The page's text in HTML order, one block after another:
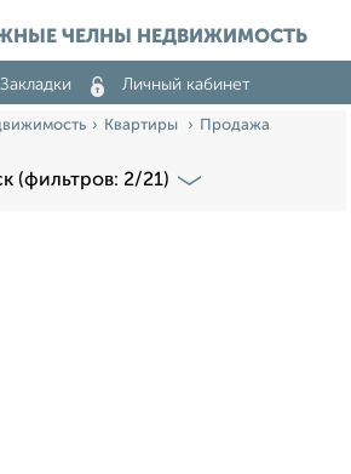
ЧЕЛНЫ НЕДВИЖИМОСТЬ
Закладки Личный кабинет
Квартиры
Продажа
(фильтров: 2/21)